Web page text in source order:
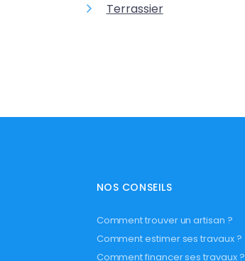
Terrassier
NOS CONSEILS
Comment trouver un artisan ?
Comment estimer ses travaux ?
Comment financer ses travaux ?